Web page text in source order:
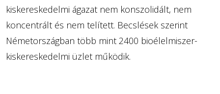
kiskereskedelmi ágazat nem konszolidált, nem
koncentrált és nem telített. Becslések szerint
Németországban több mint 2400 bioélelmiszer-
kiskereskedelmi üzlet működik.